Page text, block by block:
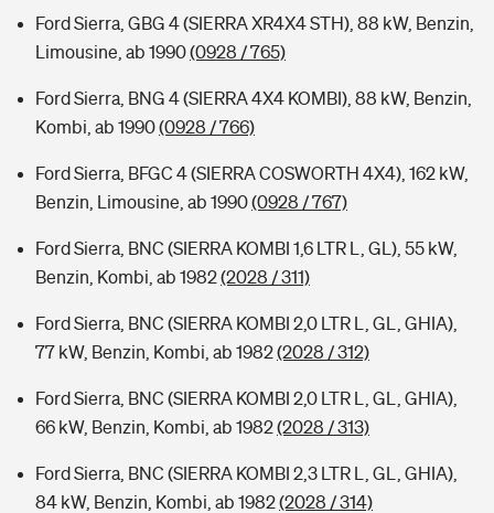
Ford Sierra, GBG 4 (SIERRA XR4X4 STH), 88 kW, Benzin,
Limousine, ab 1990(0928 / 765)
Ford Sierra, BNG 4 (SIERRA 4X4 KOMBI), 88 kW, Benzin,
Kombi, ab 1990(0928 / 766)
Ford Sierra, BFGC 4 (SIERRA COSWORTH 4X4), 162 kW,
Benzin, Limousine, ab 1990(0928 / 767)
Ford Sierra, BNC (SIERRA KOMBI 1,6 LTR L, GL), 55 kW,
Benzin, Kombi, ab 1982(2028 / 311)
Ford Sierra, BNC (SIERRA KOMBI 2,0 LTR L, GL, GHIA),
77 kW, Benzin, Kombi, ab 1982(2028 / 312)
Ford Sierra, BNC (SIERRA KOMBI 2,0 LTR L, GL, GHIA),
66 kW, Benzin, Kombi, ab 1982(2028 / 313)
Ford Sierra, BNC (SIERRA KOMBI 2,3 LTR L, GL, GHIA),
84 kW, Benzin, Kombi, ab 1982(2028 / 314)